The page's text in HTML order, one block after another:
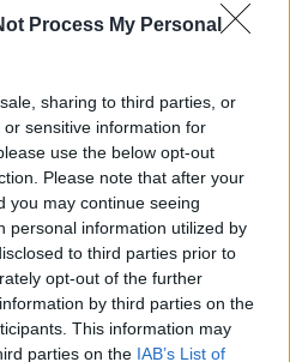
Process My Personal
sharing to third parties, or
sensitive information for
use the below opt-out
Please note that after your
you may continue seeing
personal information utilized by
to third parties prior to
opt-out of the further
by third parties on the
This information may
parties on the IAB’s List of
noastre